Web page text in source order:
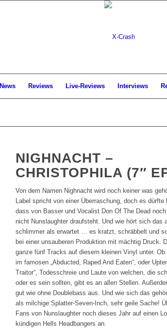
News Reviews Live-Reviews Interviews
NIGHNACHT –
CHRISTOPHILA (7″
Von dem Namen Nighnacht wird noch keiner was
Label spricht von einer Überraschung, doch es dürfte
dass von Basser und Vocalist Don Of The Dead
nicht Nunslaughter draufsteht. Und wie hört sich das
schlimmer als erwartet … es kratzt, schräbbelt und
bei einer unsauberen Produktion mit mächtig Druck.
ganze fünf Tracks auf diesem kleinen Vinyl unter.
im famosen „Abducted, Raped And Eaten“, oder
Traitor“, Todesschreie und Laute von welchen, die
oder es sein sollten, gibt es an allen Stellen.
gut wie ohne Doublebass aus. Und wie sich das
als milchige Splatter-Seven-Inch, sehr geile Sache!
Fans von Nunslaughter noch dieses Jahr auf einen
kündigen Hells Headbangers an.